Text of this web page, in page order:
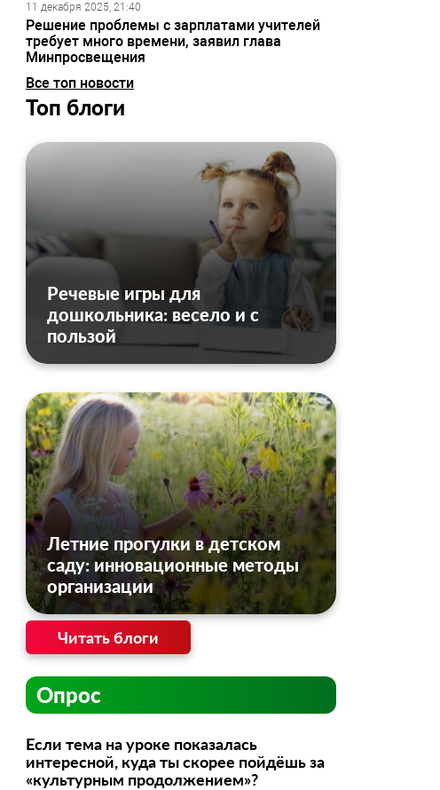
11 декабря 2025, 21:40
Решение проблемы с зарплатами учителей
требует много времени, заявил глава
Минпросвещения
Все топ новости
Топ блоги
Речевые игры для
дошкольника: весело и с
пользой
Летние прогулки в детском
саду: инновационные методы
организации
Читать блоги
Опрос
Если тема на уроке показалась
интересной, куда ты скорее пойдёшь за
«культурным продолжением»?